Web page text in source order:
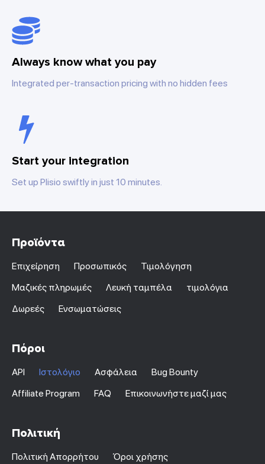
Always know what you pay
Integrated per-transaction pricing with no hidden fees
Start your integration
Set up Plisio swiftly in just 10 minutes.
Προϊόντα
Επιχείρηση Προσωπικός
Τιμολόγηση
Μαζικές πληρωμές
Λευκή ταμπέλα
τιμολόγια
Δωρεές
Ενσωματώσεις
Πόροι
API Ιστολόγιο Ασφάλεια
Bug Bounty
Affiliate Program
FAQ Επικοινωνήστε μαζί μας
Πολιτική
Πολιτική Απορρήτου Όροι χρήσης